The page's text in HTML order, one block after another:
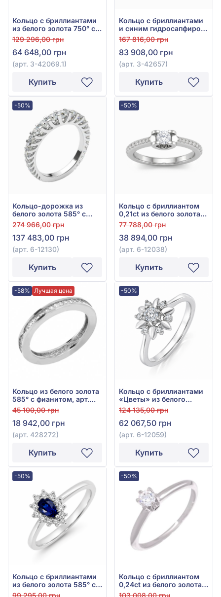
Кольцо с бриллиантами
из белого золота 750° с
синим сапфиром 0,49ct
и бриллиантом 0,1ct, арт.
3-42069.1
129 296,00 грн
64 648,00 грн
(арт. 3-42069.1)
Купить
Кольцо с бриллиантами
и синим гидросапфиром
из белого золота 750°,
арт. 3-42657
167 816,00 грн
83 908,00 грн
(арт. 3-42657)
Купить
-50%
Кольцо-дорожка из
белого золота 585° с
бриллиантами 1,56ct,
арт. 6-12130
274 966,00 грн
137 483,00 грн
(арт. 6-12130)
Купить
-50%
Кольцо с бриллиантом
0,21ct из белого золота
585°, арт. 6-12038
77 788,00 грн
38 894,00 грн
(арт. 6-12038)
Купить
-58% Лучшая цена
Кольцо из белого золота
585° с фианитом, арт.
428272
45 100,00 грн
18 942,00 грн
(арт. 428272)
Купить
-50%
Кольцо с бриллиантами
«Цветы» из белого
золота 585° с
бриллиантом 0,25ct, арт.
6-12059
124 135,00 грн
62 067,50 грн
(арт. 6-12059)
Купить
-50%
Кольцо с бриллиантами
из белого золота 585° с
синим сапфиром 0,29ct
99 295,00 грн
-50%
Кольцо с бриллиантом
0,24ct из белого золота
585°, арт. 6-12068
103 008,00 грн